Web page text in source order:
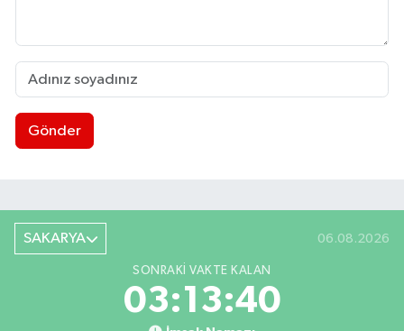
Gönder
SAKARYA 06.08.2026
SONRAKI VAKTE KALAN
03:13:40